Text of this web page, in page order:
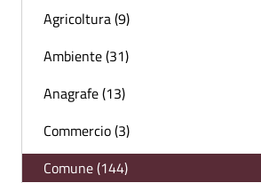
Agricoltura (9)
Ambiente (31)
Anagrafe (13)
Commercio (3)
Comune (144)